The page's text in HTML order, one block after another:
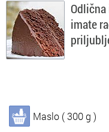
Preverjanje znanja
Sv Sveže teme na
So Objavljanje vsebin
imate
Maslo ( 300 g )